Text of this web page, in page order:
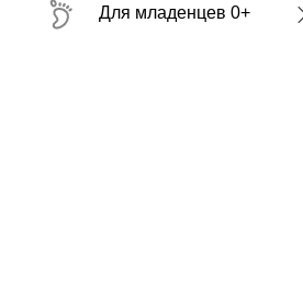
Для младенцев 0+